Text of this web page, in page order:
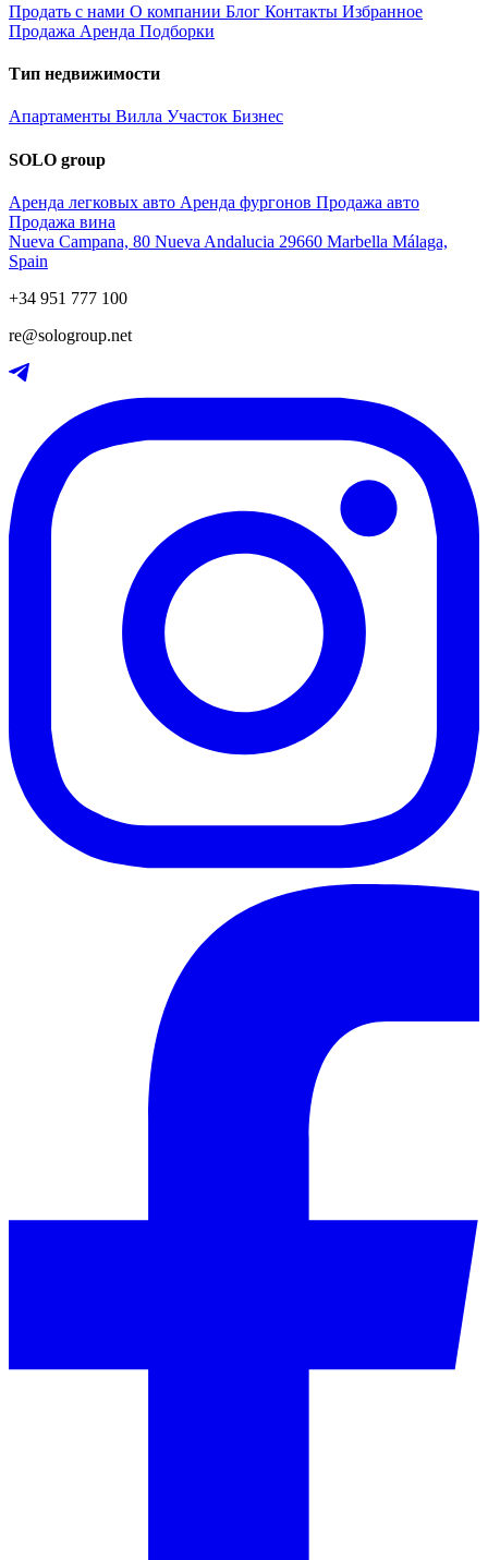
Продать с нами О компании Блог Контакты Избранное
Продажа Аренда Подборки
Тип недвижимости
Апартаменты Вилла Участок Бизнес
SOLO group
Аренда легковых авто Аренда фургонов Продажа авто
Продажа вина
Nueva Campana, 80 Nueva Andalucia 29660 Marbella Málaga,
Spain
+34 951 777 100
re@sologroup.net